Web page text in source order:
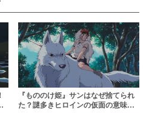
『もののけ姫』サンはなぜ捨てられ
た？謎多きヒロインの仮面の意味や